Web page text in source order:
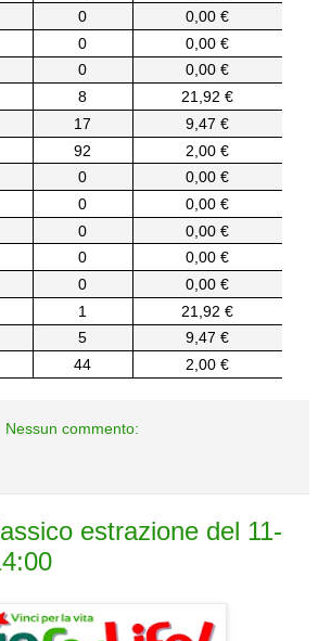
0
0,00 €
0
0,00 €
0
0,00 €
8
21,92 €
17
9,47 €
92
2,00 €
0
0,00 €
0
0,00 €
0
0,00 €
0
0,00 €
0
0,00 €
1
21,92 €
5
9,47 €
44 2,00 €
Nessun commento:
estrazione del 11-